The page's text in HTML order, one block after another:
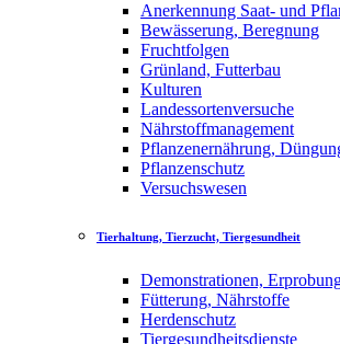
Anerkennung Saat- und
Bewässerung, Beregnung
Fruchtfolgen
Grünland, Futterbau
Kulturen
Landessortenversuche
Nährstoffmanagement
Pflanzenernährung,
Pflanzenschutz
Versuchswesen
Tierhaltung, Tierzucht, Tiergesundheit
Demonstrationen,
Fütterung, Nährstoffe
Herdenschutz
Tiergesundheitsdienste